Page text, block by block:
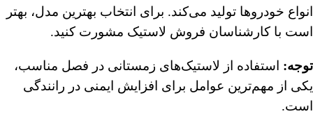
انواع خودروها تولید می‌کند. برای انتخاب بهترین مدل، بهتر
است با کارشناسان فروش لاستیک مشورت کنید.
توجه: استفاده از لاستیک‌های زمستانی در فصل مناسب،
یکی از مهم‌ترین عوامل برای افزایش ایمنی در رانندگی
است.